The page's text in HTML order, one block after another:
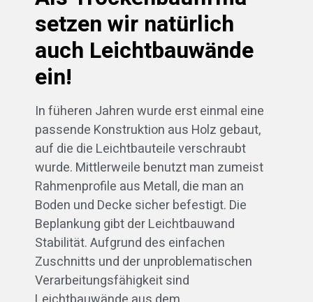
setzen wir natürlich
auch Leichtbauwände
ein!
In füheren Jahren wurde erst einmal eine
passende Konstruktion aus Holz gebaut,
auf die die Leichtbauteile verschraubt
wurde. Mittlerweile benutzt man zumeist
Rahmenprofile aus Metall, die man an
Boden und Decke sicher befestigt. Die
Beplankung gibt der Leichtbauwand
Stabilität. Aufgrund des einfachen
Zuschnitts und der unproblematischen
Verarbeitungsfähigkeit sind